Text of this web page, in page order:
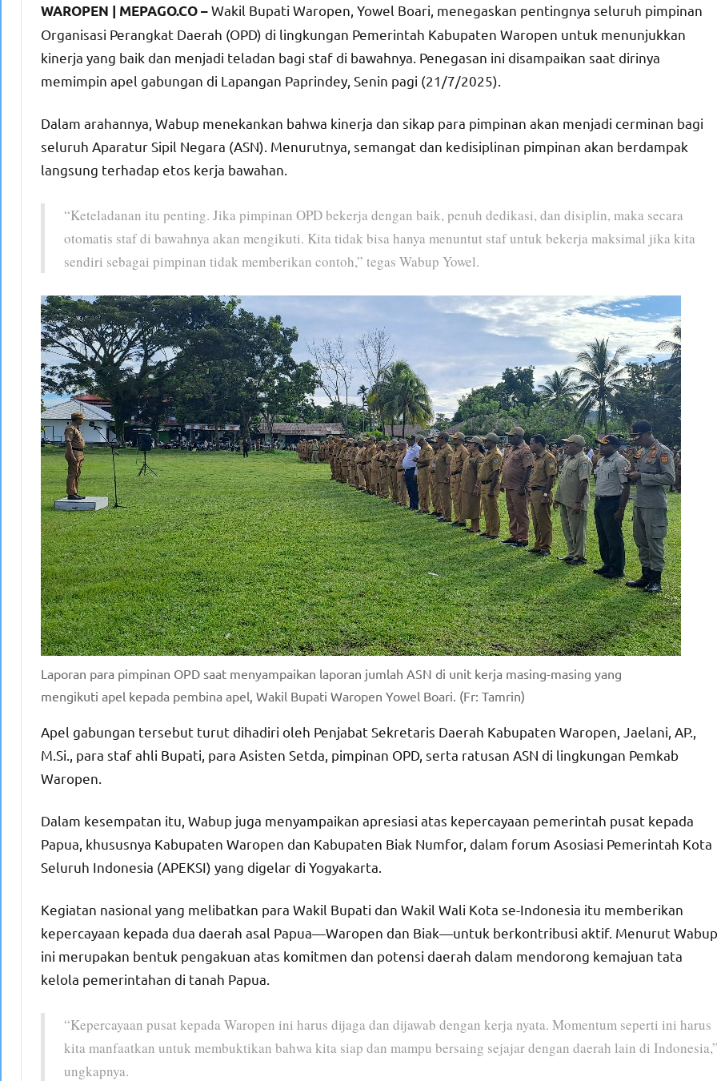
WAROPEN | MEPAGO.CO –Wakil Bupati Waropen, Yowel Boari, menegaskan pentingnya seluruh pimpinan
Organisasi Perangkat Daerah (OPD) di lingkungan Pemerintah Kabupaten Waropen untuk menunjukkan
kinerja yang baik dan menjadi teladan bagi staf di bawahnya. Penegasan ini disampaikan saat dirinya
memimpin apel gabungan di Lapangan Paprindey, Senin pagi (21/7/2025).
Dalam arahannya, Wabup menekankan bahwa kinerja dan sikap para pimpinan akan menjadi cerminan bagi
seluruh Aparatur Sipil Negara (ASN). Menurutnya, semangat dan kedisiplinan pimpinan akan berdampak
langsung terhadap etos kerja bawahan.
“Keteladanan itu penting. Jika pimpinan OPD bekerja dengan baik, penuh dedikasi, dan disiplin, maka secara
otomatis staf di bawahnya akan mengikuti. Kita tidak bisa hanya menuntut staf untuk bekerja maksimal jika kita
sendiri sebagai pimpinan tidak memberikan contoh,” tegas Wabup Yowel.
Laporan para pimpinan OPD saat menyampaikan laporan jumlah ASN di unit kerja masing-masing yang
mengikuti apel kepada pembina apel, Wakil Bupati Waropen Yowel Boari. (Fr: Tamrin)
Apel gabungan tersebut turut dihadiri oleh Penjabat Sekretaris Daerah Kabupaten Waropen, Jaelani, AP.,
M.Si., para staf ahli Bupati, para Asisten Setda, pimpinan OPD, serta ratusan ASN di lingkungan Pemkab
Waropen.
Dalam kesempatan itu, Wabup juga menyampaikan apresiasi atas kepercayaan pemerintah pusat kepada
Papua, khususnya Kabupaten Waropen dan Kabupaten Biak Numfor, dalam forum Asosiasi Pemerintah Kota
Seluruh Indonesia (APEKSI) yang digelar di Yogyakarta.
Kegiatan nasional yang melibatkan para Wakil Bupati dan Wakil Wali Kota se-Indonesia itu memberikan
kepercayaan kepada dua daerah asal Papua—Waropen dan Biak—untuk berkontribusi aktif. Menurut
ini merupakan bentuk pengakuan atas komitmen dan potensi daerah dalam mendorong kemajuan tata
kelola pemerintahan di tanah Papua.
“Kepercayaan pusat kepada Waropen ini harus dijaga dan dijawab dengan kerja nyata. Momentum seperti ini harus
kita manfaatkan untuk membuktikan bahwa kita siap dan mampu bersaing sejajar dengan daerah lain di
ungkapnya.